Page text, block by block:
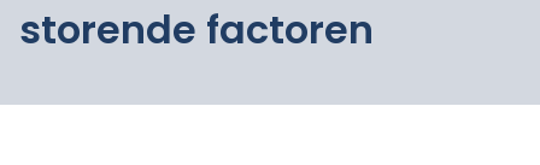
storende factoren